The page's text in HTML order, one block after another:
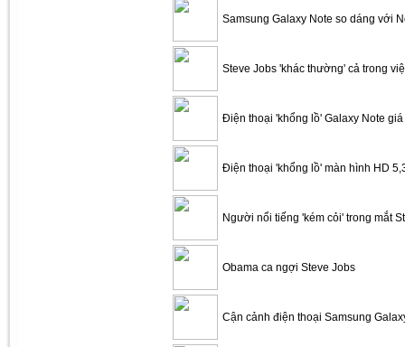
Samsung Galaxy Note so dáng với
Steve Jobs 'khác thường' cả trong
Điện thoại 'khổng lồ' Galaxy Note
Điện thoại 'khổng lồ' màn hình HD
Người nổi tiếng 'kém cỏi' trong mắt
Obama ca ngợi Steve Jobs
Cận cảnh điện thoại Samsung